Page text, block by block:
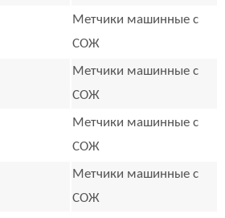
Метчики машинные с
СОЖ
Метчики машинные с
СОЖ
Метчики машинные с
СОЖ
Метчики машинные с
СОЖ